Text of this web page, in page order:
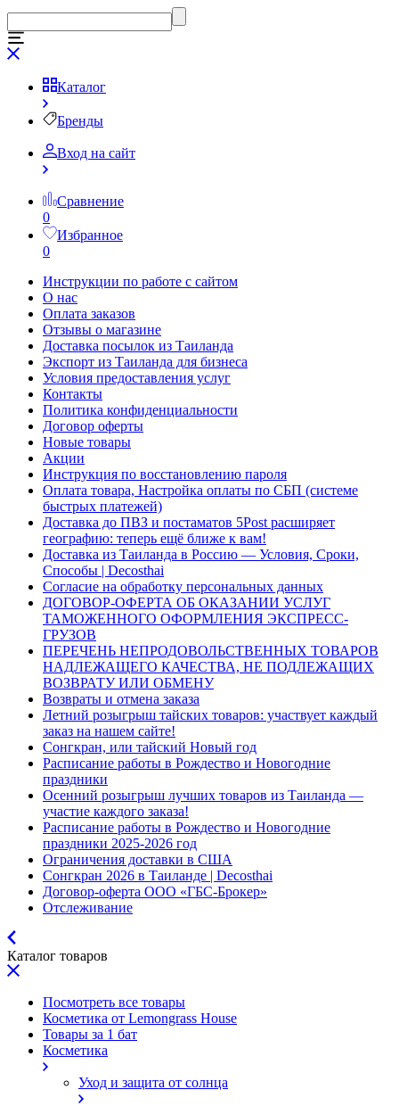
Каталог
Бренды
Вход на сайт
Сравнение
0
Избранное
0
Инструкции по работе с сайтом
О нас
Оплата заказов
Отзывы о магазине
Доставка посылок из Таиланда
Экспорт из Таиланда для бизнеса
Условия предоставления услуг
Контакты
Политика конфиденциальности
Договор оферты
Новые товары
Акции
Инструкция по восстановлению пароля
Оплата товара, Настройка оплаты по СБП (системе
быстрых платежей)
Доставка до ПВЗ и постаматов 5Post расширяет
географию: теперь ещё ближе к вам!
Доставка из Таиланда в Россию — Условия, Сроки,
Способы | Decosthai
Согласие на обработку персональных данных
ДОГОВОР-ОФЕРТА ОБ ОКАЗАНИИ УСЛУГ
ТАМОЖЕННОГО ОФОРМЛЕНИЯ ЭКСПРЕСС-
ГРУЗОВ
ПЕРЕЧЕНЬ НЕПРОДОВОЛЬСТВЕННЫХ ТОВАРОВ
НАДЛЕЖАЩЕГО КАЧЕСТВА, НЕ ПОДЛЕЖАЩИХ
ВОЗВРАТУ ИЛИ ОБМЕНУ
Возвраты и отмена заказа
Летний розыгрыш тайских товаров: участвует каждый
заказ на нашем сайте!
Сонгкран, или тайский Новый год
Расписание работы в Рождество и Новогодние
праздники
Осенний розыгрыш лучших товаров из Таиланда —
участие каждого заказа!
Расписание работы в Рождество и Новогодние
праздники 2025-2026 год
Ограничения доставки в США
Сонгкран 2026 в Таиланде | Decosthai
Договор-оферта ООО «ГБС-Брокер»
Отслеживание
Каталог товаров
Посмотреть все товары
Косметика от Lemongrass House
Товары за 1 бат
Косметика
Уход и защита от солнца